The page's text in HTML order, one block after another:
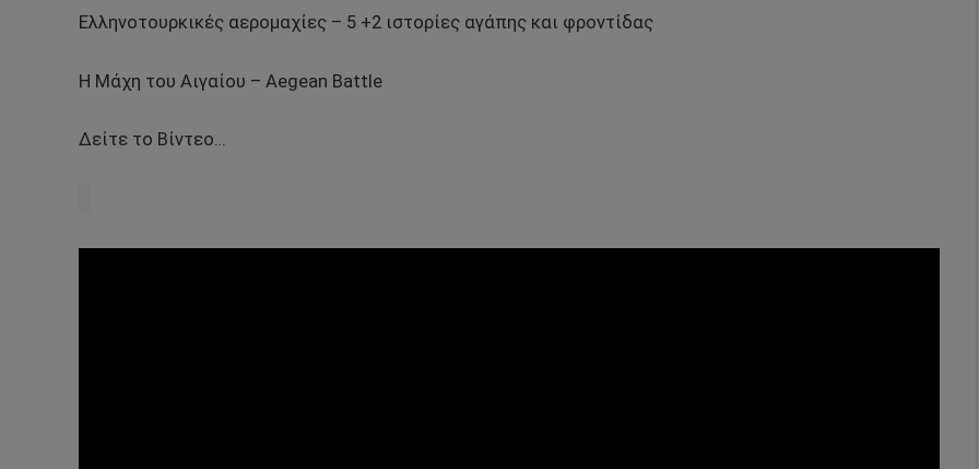
Ελληνοτουρκικές αερομαχίες – 5 +2 ιστορίες αγάπης και φροντίδας
Η Μάχη του Αιγαίου – Aegean Battle
Δείτε το Βίντεο…